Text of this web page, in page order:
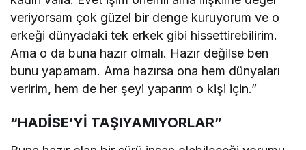
veriyorsam çok güzel bir denge kuruyorum ve o
erkeği dünyadaki tek erkek gibi hissettirebilirim.
Ama o da buna hazır olmalı. Hazır değilse ben
bunu yapamam. Ama hazırsa ona hem dünyaları
veririm, hem de her şeyi yaparım o kişi için.”
“HADİSE’Yİ TAŞIYAMIYORLAR”